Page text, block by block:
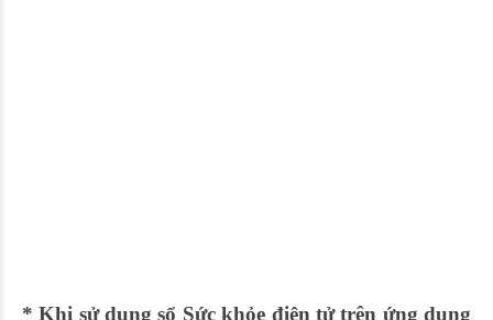
* Khi sử dụng sổ Sức khỏe điện tử trên ứng dụng